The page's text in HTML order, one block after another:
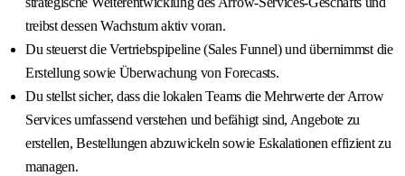
treibst dessen Wachstum aktiv voran.
Du steuerst die Vertriebspipeline (Sales Funnel) und übernimmst die
Erstellung sowie Überwachung von Forecasts.
Du stellst sicher, dass die lokalen Teams die Mehrwerte der Arrow
Services umfassend verstehen und befähigt sind, Angebote zu
erstellen, Bestellungen abzuwickeln sowie Eskalationen effizient zu
managen.